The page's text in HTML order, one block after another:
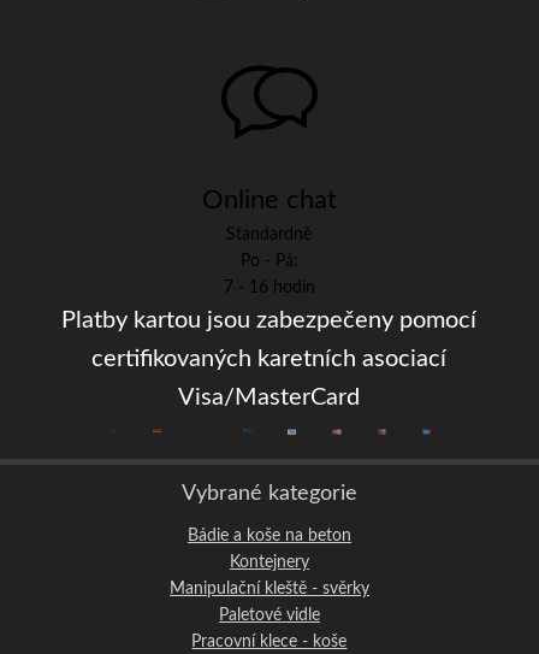
Online chat
Standardně
Po - Pá:
7 - 16 hodin
Platby kartou jsou zabezpečeny pomocí
certifikovaných karetních asociací
Visa/MasterCard
Vybrané kategorie
Bádie a koše na beton
Kontejnery
Manipulační kleště - svěrky
Paletové vidle
Pracovní klece - koše